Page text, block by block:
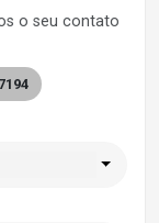
o seu contato